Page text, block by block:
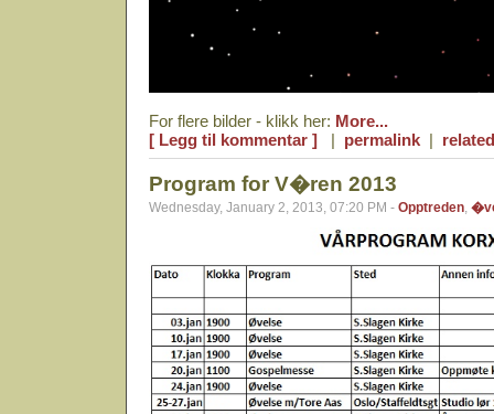
For flere bilder - klikk her: More...
[ Legg til kommentar ] | permalink |
Program for V�ren 2013
Wednesday, January 2, 2013, 07:20 PM - Opptreden,